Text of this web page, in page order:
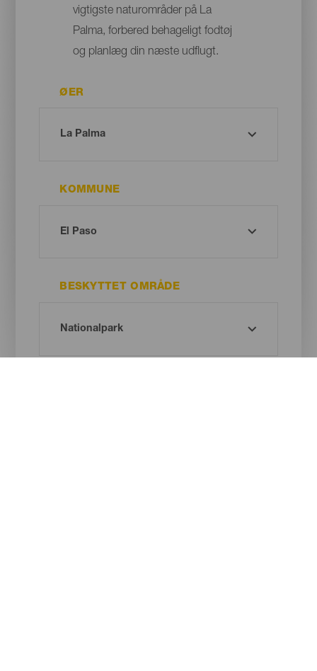
vigtigste naturområder på La
Palma, forbered behageligt fodtøj
og planlæg din næste udflugt.
ØER
KOMMUNE
BESKYTTET OMRÅDE